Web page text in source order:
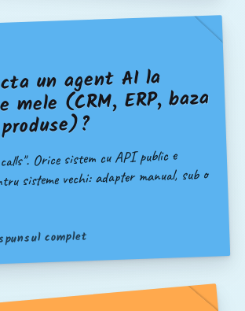
un agent AI la
mele (CRM, ERP, baza
Orice sistem cu API public e
sisteme vechi: adapter manual, sub o
complet